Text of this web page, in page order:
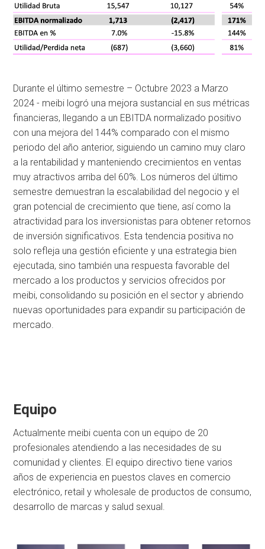
Durante el último semestre – Octubre 2023 a Marzo
2024 - meibi logró una mejora sustancial en sus métricas
financieras, llegando a un EBITDA normalizado positivo
con una mejora del 144% comparado con el mismo
periodo del año anterior, siguiendo un camino muy claro
a la rentabilidad y manteniendo crecimientos en ventas
muy atractivos arriba del 60%. Los números del último
semestre demuestran la escalabilidad del negocio y el
gran potencial de crecimiento que tiene, así como la
atractividad para los inversionistas para obtener retornos
de inversión significativos. Esta tendencia positiva no
solo refleja una gestión eficiente y una estrategia bien
ejecutada, sino también una respuesta favorable del
mercado a los productos y servicios ofrecidos por
meibi, consolidando su posición en el sector y abriendo
nuevas oportunidades para expandir su participación de
mercado.
Equipo
Actualmente meibi cuenta con un equipo de 20
profesionales atendiendo a las necesidades de su
comunidad y clientes. El equipo directivo tiene varios
años de experiencia en puestos claves en comercio
electrónico, retail y wholesale de productos de consumo,
desarrollo de marcas y salud sexual.